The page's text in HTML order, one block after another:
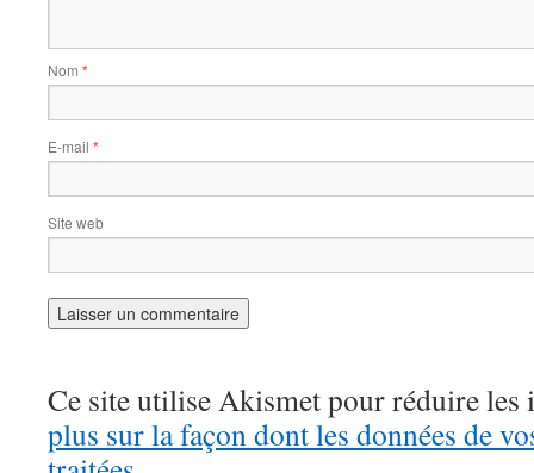
Nom *
E-mail *
Site web
Ce site utilise Akismet pour réduire les
plus sur la façon dont les données de